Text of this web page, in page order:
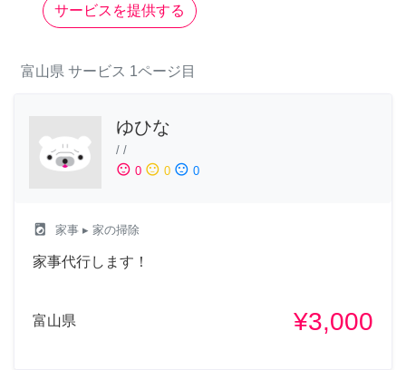
サービスを提供する
富山県 サービス 1ページ目
ゆひな
/ /
sentiment_satisfied 0 sentiment_neutral 0 sentiment_dissatisfied 0
local_laundry_service 家事 ▸ 家の掃除
家事代行します！
富山県 ¥3,000